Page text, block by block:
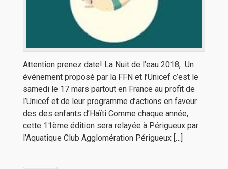
Attention prenez date! La Nuit de l’eau 2018, Un
événement proposé par la FFN et l’Unicef c’est le
samedi le 17 mars partout en France au profit de
l’Unicef et de leur programme d’actions en faveur
des des enfants d’Haïti Comme chaque année,
cette 11ème édition sera relayée à Périgueux par
l’Aquatique Club Agglomération Périgueux […]